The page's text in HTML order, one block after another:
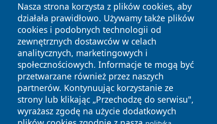
Nasza strona korzysta z plików cookies, aby
działała prawidłowo. Używamy także plików
cookies i podobnych technologii od
zewnętrznych dostawców w celach
analitycznych, marketingowych i
społecznościowych. Informacje te mogą być
przetwarzane również przez naszych
partnerów. Kontynuując korzystanie ze
strony lub klikając „Przechodzę do serwisu",
wyrażasz zgodę na użycie dodatkowych
Copyright © 2026 zycieboleslawca.pl Wszystkie prawa
zastrzeżone.
News Autorzy
Polityka
Prywatności
Polityka
Cookies